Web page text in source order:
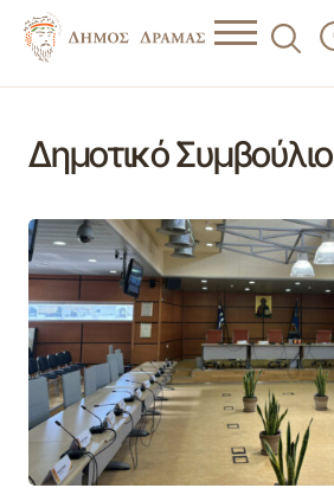
Δημοτικό Συμβούλιο